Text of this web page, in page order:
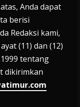
Anda dapat
berisi
Redaksi kami,
(11) dan (12)
tentang
dikirimkan